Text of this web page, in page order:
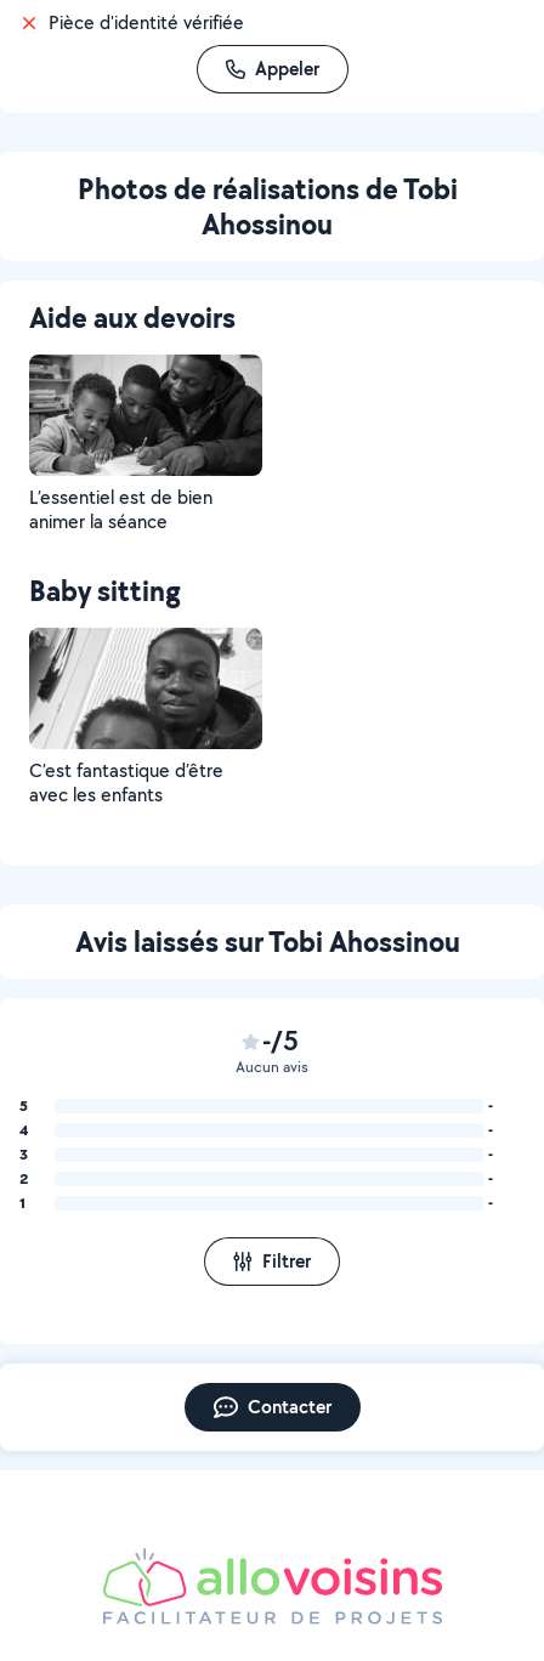
Pièce d'identité vérifiée
Appeler
Photos de réalisations de Tobi
Ahossinou
Aide aux devoirs
L’essentiel est de bien
animer la séance
Baby sitting
C’est fantastique d’être
avec les enfants
Avis laissés sur Tobi Ahossinou
-/5
Aucun avis
5
-
4
-
3
-
2
-
1
-
Filtrer
Contacter